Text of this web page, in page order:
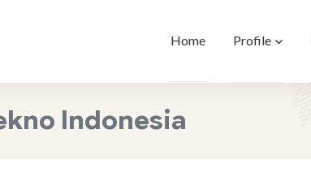
Home Profile
Indonesia